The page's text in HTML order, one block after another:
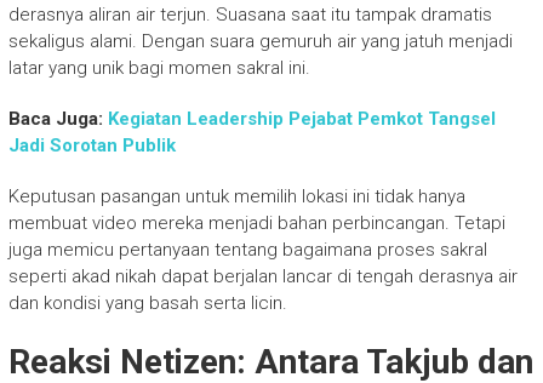
derasnya aliran air terjun. Suasana saat itu tampak dramatis
sekaligus alami. Dengan suara gemuruh air yang jatuh menjadi
latar yang unik bagi momen sakral ini.
Baca Juga: Kegiatan Leadership Pejabat Pemkot Tangsel
Jadi Sorotan Publik
Keputusan pasangan untuk memilih lokasi ini tidak hanya
membuat video mereka menjadi bahan perbincangan. Tetapi
juga memicu pertanyaan tentang bagaimana proses sakral
seperti akad nikah dapat berjalan lancar di tengah derasnya air
dan kondisi yang basah serta licin.
Reaksi Netizen: Antara Takjub dan